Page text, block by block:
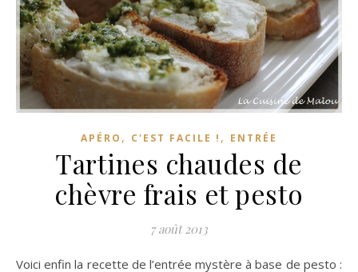
APÉRO , C'EST FACILE ! , ENTRÉE
Tartines chaudes de
chèvre frais et pesto
7 août 2013
Voici enfin la recette de l’entrée mystère à base de pesto :